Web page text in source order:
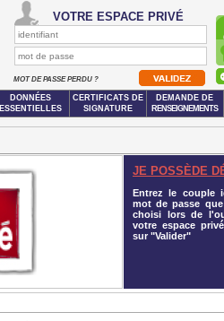
VOTRE ESPACE PRIVÉ
MOT DE PASSE PERDU ?
DONNÉES
ESSENTIELLES
CERTIFICATS DE
SIGNATURE
DEMANDE DE
RENSEIGNEMENTS
JE POSSÈDE
Entrez le couple
mot de passe
choisi lors de
votre espace
sur "Valider"